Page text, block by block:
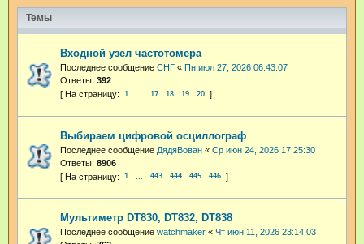
Темы
Входной узел частотомера
Последнее сообщение СНГ « Пн июл 27, 2026 06:43:07
Ответы: 392
1 … 17 18 19 20
Выбираем цифровой осциллограф
Последнее сообщение ДядяВован « Ср июн 24, 2026 17:25:30
Ответы: 8906
1 443 444 445 446
Мультиметр DT830, DT832, DT838
Последнее сообщение watchmaker « Чт июн 11, 2026 23:14:03